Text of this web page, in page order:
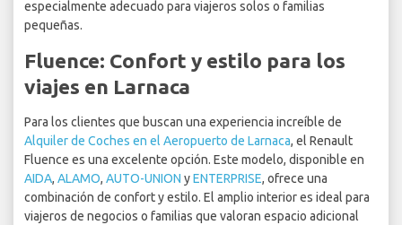
especialmente adecuado para viajeros solos o familias
pequeñas.
Fluence: Confort y estilo para los
viajes en Larnaca
Para los clientes que buscan una experiencia increíble de
Alquiler de Coches en el Aeropuerto de Larnaca, el Renault
Fluence es una excelente opción. Este modelo, disponible en
AIDA, ALAMO, AUTO-UNION yENTERPRISE, ofrece una
combinación de confort y estilo. El amplio interior es ideal para
viajeros de negocios o familias que valoran espacio adicional